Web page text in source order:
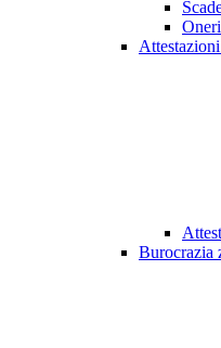
Burocrazia